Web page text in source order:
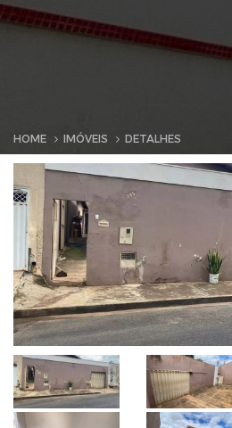
HOME IMÓVEIS DETALHES